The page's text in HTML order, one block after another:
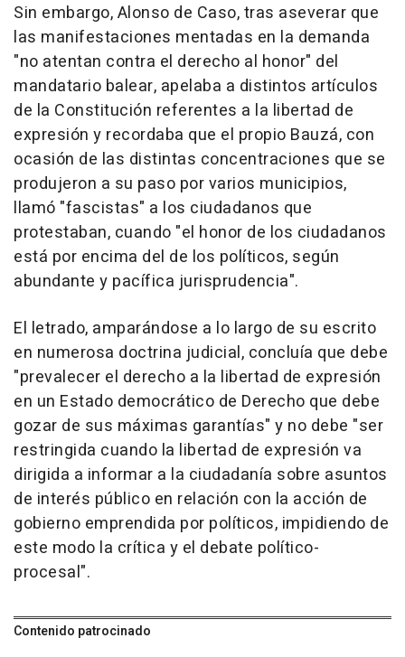
Sin embargo, Alonso de Caso, tras aseverar que
las manifestaciones mentadas en la demanda
"no atentan contra el derecho al honor" del
mandatario balear, apelaba a distintos artículos
de la Constitución referentes a la libertad de
expresión y recordaba que el propio Bauzá, con
ocasión de las distintas concentraciones que se
produjeron a su paso por varios municipios,
llamó "fascistas" a los ciudadanos que
protestaban, cuando "el honor de los ciudadanos
está por encima del de los políticos, según
abundante y pacífica jurisprudencia".
El letrado, amparándose a lo largo de su escrito
en numerosa doctrina judicial, concluía que debe
"prevalecer el derecho a la libertad de expresión
en un Estado democrático de Derecho que debe
gozar de sus máximas garantías" y no debe "ser
restringida cuando la libertad de expresión va
dirigida a informar a la ciudadanía sobre asuntos
de interés público en relación con la acción de
gobierno emprendida por políticos, impidiendo de
este modo la crítica y el debate político-
procesal".
Contenido patrocinado